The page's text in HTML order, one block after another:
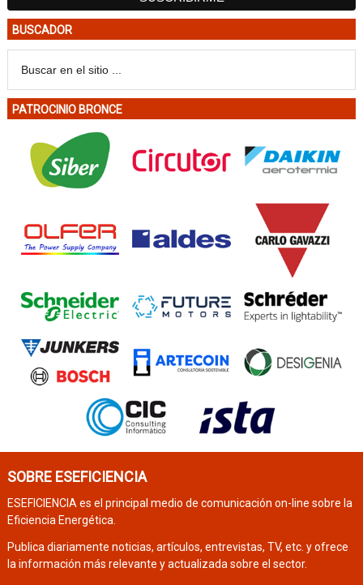
BUSCADOR
PATROCINIO BRONCE
SOBRE ESEFICIENCIA
ESEFICIENCIA es el principal medio de comunicación on-line sobre la
Eficiencia Energética.
Publica diariamente noticias, artículos, entrevistas, TV, etc. y ofrece
la información más relevante y actualizada sobre el sector.